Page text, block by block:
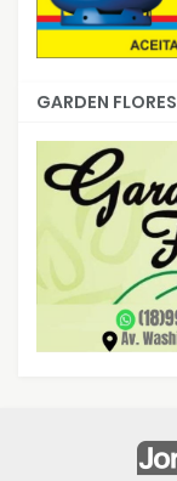
GARDEN FLORES